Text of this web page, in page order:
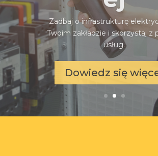
Dowiedz się więcej